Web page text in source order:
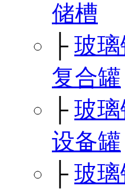
储槽
├ 玻璃
复合罐
├ 玻璃
设备罐
├ 玻璃